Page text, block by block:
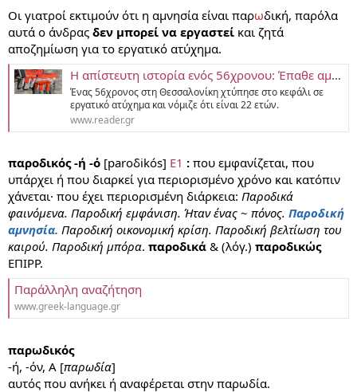
Οι γιατροί εκτιμούν ότι η αμνησία είναι παρωδική, παρόλα
αυτά ο άνδρας δεν μπορεί να εργαστεί και ζητά
αποζημίωση για το εργατικό ατύχημα.
Η απίστευτη ιστορία ενός 56χρονου: Έπαθε αμνησία από χτύπημα και νόμιζε ότι είναι 22 ετών
Ένας 56χρονος στη Θεσσαλονίκη χτύπησε στο κεφάλι σε
εργατικό ατύχημα και νόμιζε ότι είναι 22 ετών.
www.reader.gr
παροδικός -ή -ό [paroδikós] Ε1 : που εμφανίζεται, που
υπάρχει ή που διαρκεί για περιορισμένο χρόνο και κατόπιν
χάνεται· που έχει περιορισμένη διάρκεια: Παροδικά
φαινόμενα. Παροδική εμφάνιση. Ήταν ένας ~ πόνος. Παροδική
αμνησία. Παροδική οικονομική κρίση. Παροδική βελτίωση του
καιρού. Παροδική μπόρα. παροδικά & (λόγ.) παροδικώς
ΕΠIΡΡ.
Παράλληλη αναζήτηση
www.greek-language.gr
παρωδικός
-ή, -όν, Α [παρωδία]
αυτός που ανήκει ή αναφέρεται στην παρωδία.